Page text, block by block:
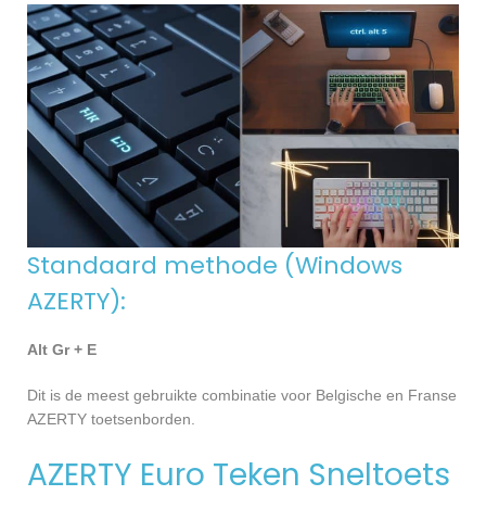
Standaard methode (Windows
AZERTY):
Alt Gr + E
Dit is de meest gebruikte combinatie voor Belgische en Franse
AZERTY toetsenborden.
AZERTY Euro Teken Sneltoets